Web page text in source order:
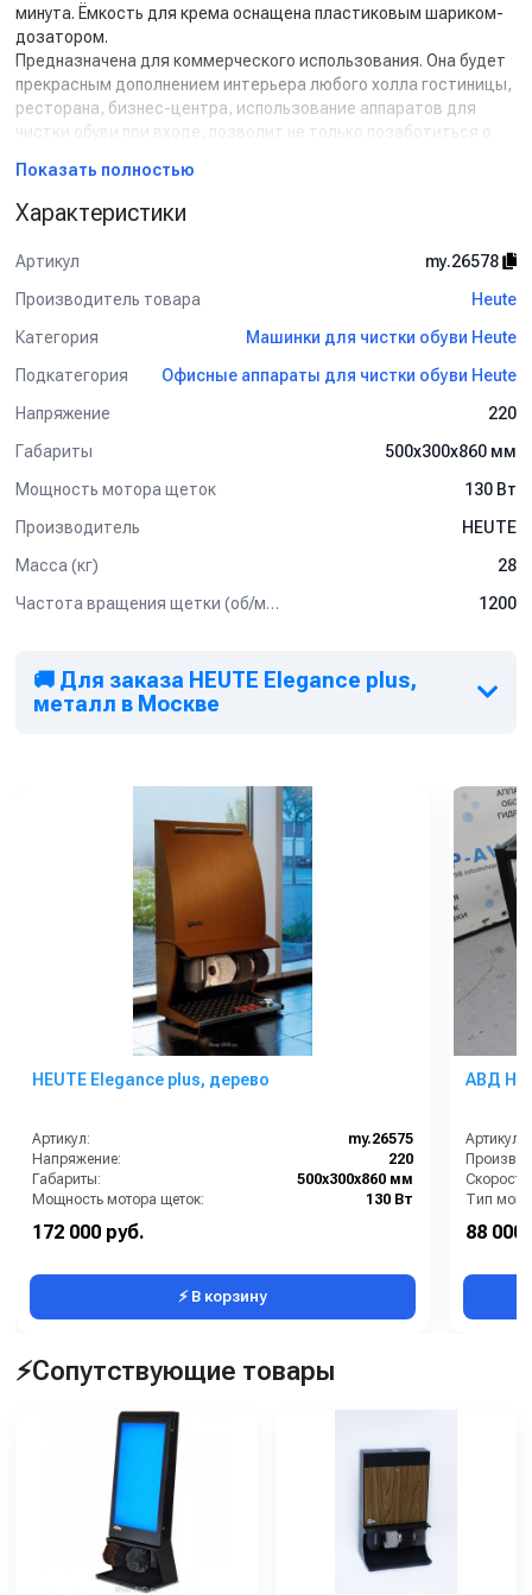
минута. Ёмкость для крема оснащена пластиковым шариком-
дозатором.
Предназначена для коммерческого использования. Она будет
прекрасным дополнением интерьера любого холла гостиницы,
ресторана, бизнес-центра, использование аппаратов для
чистки обуви при входе, позволит не только позаботиться о
отразится на Вашем имидже, но также обережёт внутренние
помещения от занесения грязи.
Цвета корпуса:
бордовый (арт.031-1200)
черный (арт.031-1800)
графит (арт.031-2200)
Размеры упаковки:
62 см х 40 см х 90 см (длина х глубина х высота)
0,75 л
Щетки:
2 полирующие, 1 чистящая 13 см x 7 см (диаметр х ширина)
Показать полностью
Характеристики
Артикул
my.26578
Производитель товара
Heute
Категория
Машинки для чистки обуви Heute
Подкатегория
Офисные аппараты для чистки обуви Heute
Напряжение
220
Габариты
500х300х860 мм
Мощность мотора щеток
130 Вт
Производитель
HEUTE
Масса (кг)
28
Частота вращения щетки (об/мин)
1200
🚚 Для заказа HEUTE Elegance plus,
металл в Москве
HEUTE Elegance plus, дерево
Артикул:
my.26575
Напряжение:
220
Габариты:
500х300х860 мм
Мощность мотора щеток:
130 Вт
Производитель:
Масса (кг):
172 000 руб.
⚡ В корзину
АВД
Артикул:
Тип
88 000
⚡Сопутствующие товары